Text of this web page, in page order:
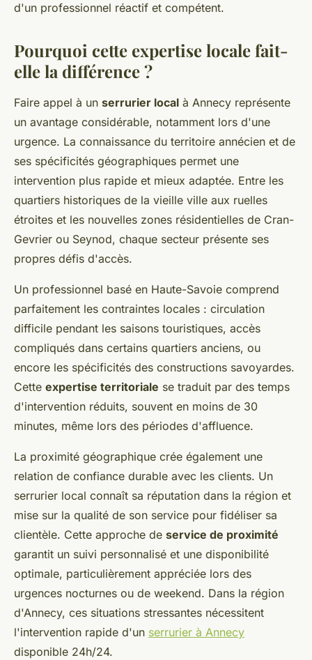
d'un professionnel réactif et compétent.
Pourquoi cette expertise locale fait-
elle la différence ?
Faire appel à un serrurier local à Annecy représente
un avantage considérable, notamment lors d'une
urgence. La connaissance du territoire annécien et de
ses spécificités géographiques permet une
intervention plus rapide et mieux adaptée. Entre les
quartiers historiques de la vieille ville aux ruelles
étroites et les nouvelles zones résidentielles de Cran-
Gevrier ou Seynod, chaque secteur présente ses
propres défis d'accès.
Un professionnel basé en Haute-Savoie comprend
parfaitement les contraintes locales : circulation
difficile pendant les saisons touristiques, accès
compliqués dans certains quartiers anciens, ou
encore les spécificités des constructions savoyardes.
Cette expertise territoriale se traduit par des temps
d'intervention réduits, souvent en moins de 30
minutes, même lors des périodes d'affluence.
La proximité géographique crée également une
relation de confiance durable avec les clients. Un
serrurier local connaît sa réputation dans la région et
mise sur la qualité de son service pour fidéliser sa
clientèle. Cette approche de service de proximité
garantit un suivi personnalisé et une disponibilité
optimale, particulièrement appréciée lors des
urgences nocturnes ou de weekend. Dans la région
d'Annecy, ces situations stressantes nécessitent
l'intervention rapide d'un serrurier à Annecy
disponible 24h/24.